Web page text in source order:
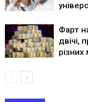
Фарт
двічі,
різних